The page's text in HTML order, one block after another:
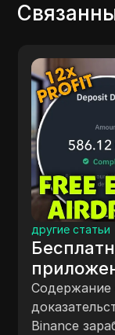
другие статьи
|
Содержание
Binance